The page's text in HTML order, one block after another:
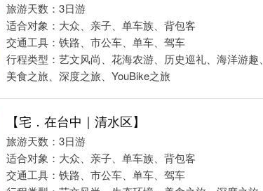
旅游天数：3日游
适合对象：大众、亲子、单车族、背包客
交通工具：铁路、市公车、单车、驾车
行程类型：艺文风尚、花海农游、历史巡礼、海洋游趣、
美食之旅、深度之旅、YouBike之旅
【宅．在台中｜清水区】
旅游天数：3日游
适合对象：大众、亲子、单车族、背包客
交通工具：铁路、市公车、单车、驾车